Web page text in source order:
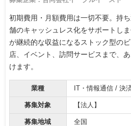
初期費用・月額費用は一切不要。持
舗のキャッシュレス化をサポートし
が継続的な収益になるストック型の
店、イベント、訪問サービスまで、
けます。
業種 IT・情報通信 / 決
募集対象 【法人】
募集地域 全国